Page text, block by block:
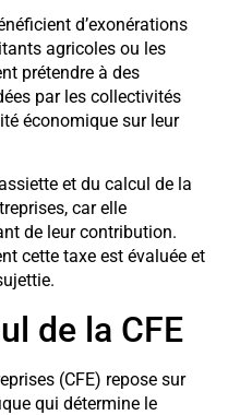
d’exonérations
agricoles ou les
prétendre à des
par les collectivités
économique sur leur
et du calcul de la
car elle
de leur contribution.
cette taxe est évaluée et
de la CFE
(CFE) repose sur
qui détermine le